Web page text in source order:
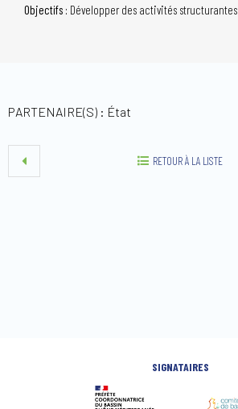
Objectifs : Développer des activités
PARTENAIRE(S) : État
RETOUR À LA LISTE
SIGNATAIRES